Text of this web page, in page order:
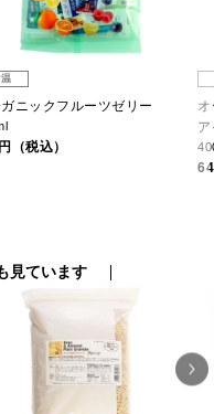
ニックフルーツゼリー
（税込）
見ています